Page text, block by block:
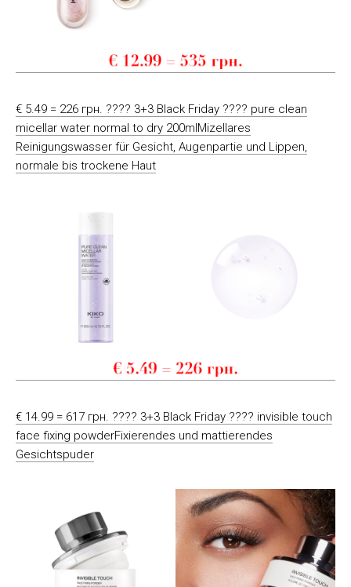
€ 5.49 = 226 грн. ???? 3+3 Black Friday ???? pure clean
micellar water normal to dry 200mlMizellares
Reinigungswasser für Gesicht, Augenpartie und Lippen,
normale bis trockene Haut
€ 14.99 = 617 грн. ???? 3+3 Black Friday ???? invisible touch
face fixing powderFixierendes und mattierendes
Gesichtspuder